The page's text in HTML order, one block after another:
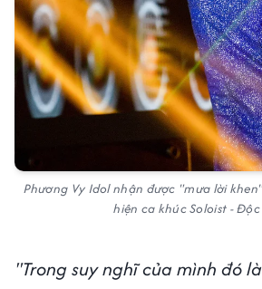
Phương Vy Idol nhận được "mưa lời
hiện ca khúc Soloist -
"Trong suy nghĩ của mình đó